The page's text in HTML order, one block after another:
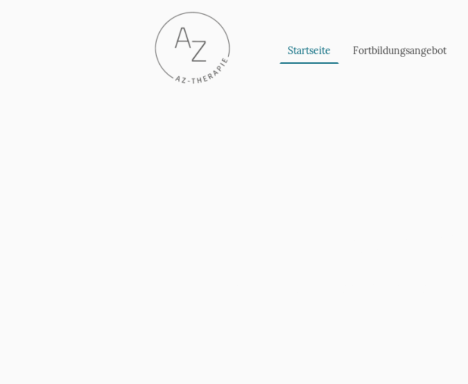
Startseite Fortbildungsangebot